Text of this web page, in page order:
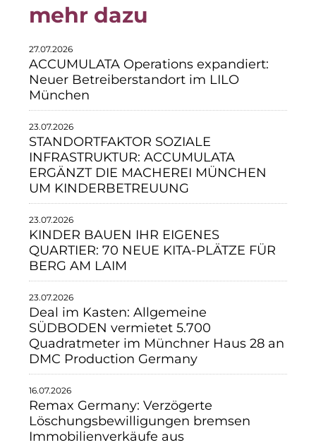
Staycity Group
Über uns
Über SCRIVO Public Relations
Kontakt
mehr dazu
27.07.2026
ACCUMULATA Operations expandiert:
Neuer Betreiberstandort im LILO
München
23.07.2026
STANDORTFAKTOR SOZIALE
INFRASTRUKTUR: ACCUMULATA
ERGÄNZT DIE MACHEREI MÜNCHEN
UM KINDERBETREUUNG
23.07.2026
KINDER BAUEN IHR EIGENES
QUARTIER: 70 NEUE KITA-PLÄTZE FÜR
BERG AM LAIM
23.07.2026
Deal im Kasten: Allgemeine
SÜDBODEN vermietet 5.700
Quadratmeter im Münchner Haus 28 an
DMC Production Germany
16.07.2026
Remax Germany: Verzögerte
Löschungsbewilligungen bremsen
Immobilienverkäufe aus